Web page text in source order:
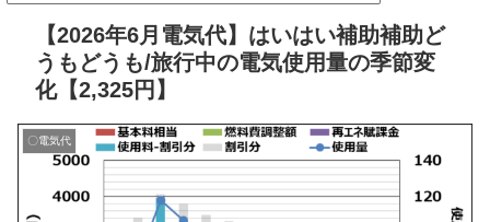
【2026年6月電気代】はいはい補助補助ど
うもどうも/旅行中の電気使用量の季節変
化【2,325円】
〇電気代